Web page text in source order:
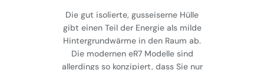
Die gut isolierte, gusseiserne Hülle
gibt einen Teil der Energie als milde
Hintergrundwärme in den Raum ab.
Die modernen eR7 Modelle sind
allerdings so konzipiert, dass Sie nur